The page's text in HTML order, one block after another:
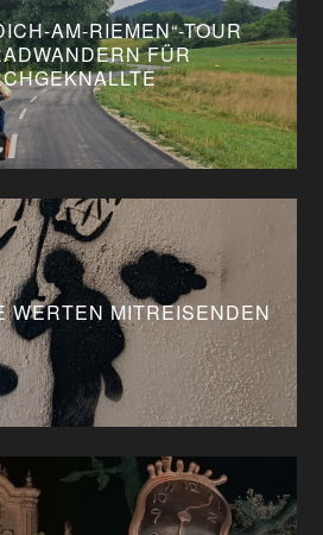
AM-RIEMEN“-TOUR O
FÜR D
WERTEN MITREISENDEN